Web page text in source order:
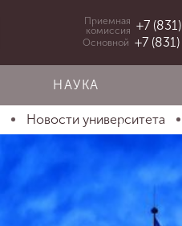
Приемная
комиссия +7
Основной +7
НАУКА
Новости университета